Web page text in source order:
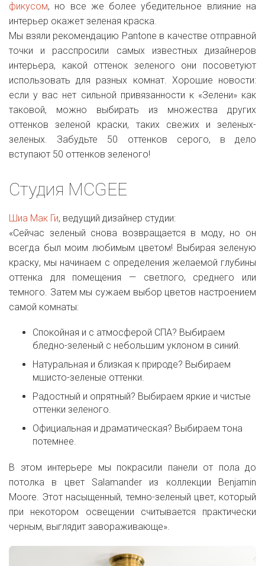
фикусом, но все же более убедительное влияние на
интерьер окажет зеленая краска.
Мы взяли рекомендацию Pantone в качестве отправной
точки и расспросили самых известных дизайнеров
интерьера, какой оттенок зеленого они посоветуют
использовать для разных комнат. Хорошие новости:
если у вас нет сильной привязанности к «Зелени» как
таковой, можно выбирать из множества других
оттенков зеленой краски, таких свежих и зеленых-
зеленых. Забудьте 50 оттенков серого, в дело
вступают 50 оттенков зеленого!
Студия MCGEE
Шиа Мак Ги, ведущий дизайнер студии:
«Сейчас зеленый снова возвращается в моду, но он
всегда был моим любимым цветом! Выбирая зеленую
краску, мы начинаем с определения желаемой глубины
оттенка для помещения — светлого, среднего или
темного. Затем мы сужаем выбор цветов настроением
самой комнаты:
Спокойная и с атмосферой СПА? Выбираем
бледно-зеленый с небольшим уклоном в синий.
Натуральная и близкая к природе? Выбираем
мшисто-зеленые оттенки.
Радостный и опрятный? Выбираем яркие и чистые
оттенки зеленого.
Официальная и драматическая? Выбираем тона
потемнее.
В этом интерьере мы покрасили панели от пола до
потолка в цвет Salamander из коллекции Benjamin
Moore. Этот насыщенный, темно-зеленый цвет, который
при некотором освещении считывается практически
черным, выглядит завораживающе».